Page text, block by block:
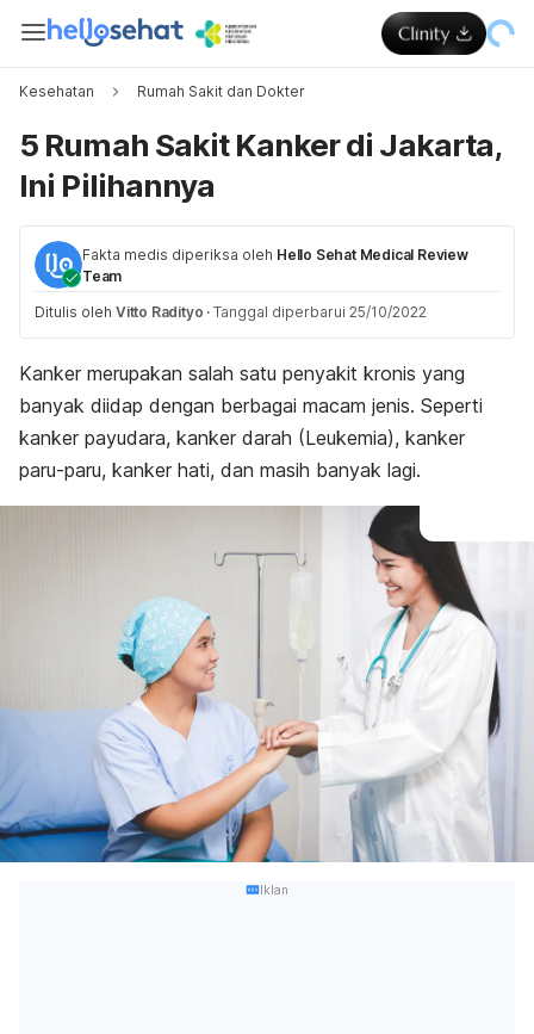
Kesehatan Rumah Sakit dan Dokter
5 Rumah Sakit Kanker di Jakarta,
Ini Pilihannya
Fakta medis diperiksa oleh Hello Sehat Medical Review
Team
Ditulis oleh Vitto Radityo · Tanggal diperbarui 25/10/2022
Kanker merupakan salah satu penyakit kronis yang
banyak diidap dengan berbagai macam jenis. Seperti
kanker payudara, kanker darah (Leukemia), kanker
paru-paru, kanker hati, dan masih banyak lagi.
Iklan